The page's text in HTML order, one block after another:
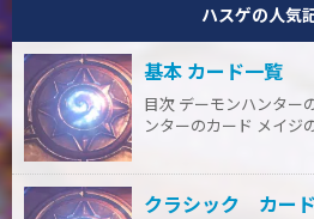
ハスゲの人気
基本 カード一覧
目次 デーモンハンター
ンターのカード メイジ
クラシック カー